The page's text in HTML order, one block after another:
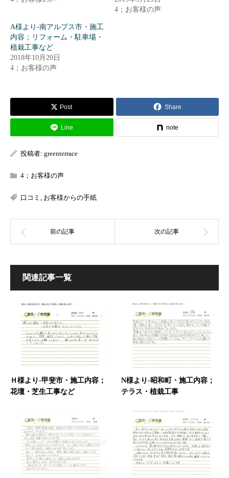
4；お客様の声
A様より-南アルプス市・施工
内容；リフォーム・駐車場・
植栽工事など
2018年10月20日
4；お客様の声
Post Share
Line note
投稿者: greenterrace
4；お客様の声
口コミ お客様からの手紙
関連記事一覧
Ｈ様より-甲斐市・施工内容；
花壇・芝生工事など
N様より-昭和町・施工内容；
テラス・植栽工事